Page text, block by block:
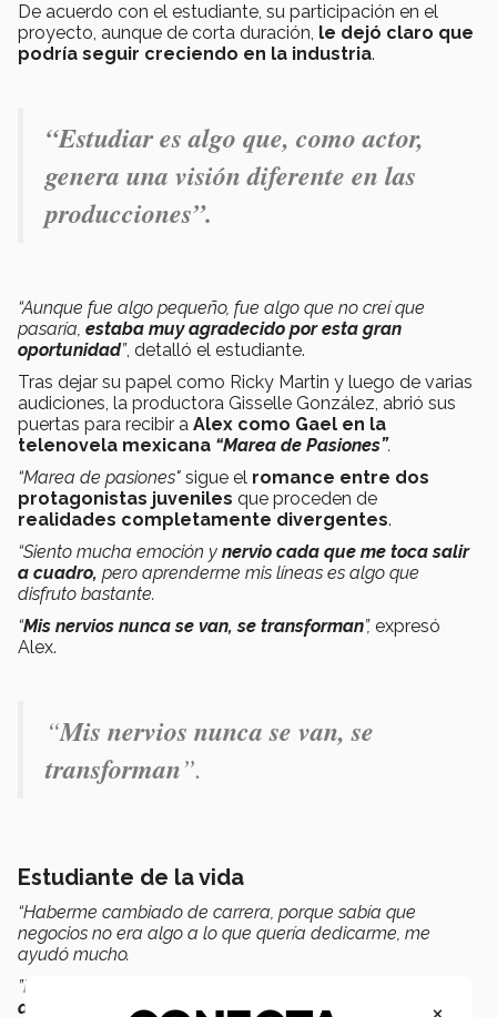
De acuerdo con el estudiante, su participación en el
proyecto, aunque de corta duración, le dejó claro que
podría seguir creciendo en la industria.
“Estudiar es algo que, como actor,
genera una visión diferente en las
producciones”.
“Aunque fue algo pequeño, fue algo que no creí que
pasaría, estaba muy agradecido por esta gran
oportunidad”, detalló el estudiante.
Tras dejar su papel como Ricky Martin y luego de varias
audiciones, la productora Gisselle González, abrió sus
puertas para recibir a Alex como Gael en la
telenovela mexicana “Marea de Pasiones”.
“Marea de pasiones" sigue el romance entre dos
protagonistas juveniles que proceden de
realidades completamente divergentes.
“Siento mucha emoción y nervio cada que me toca salir
a cuadro, pero aprenderme mis líneas es algo que
disfruto bastante.
“Mis nervios nunca se van, se transforman”, expresó
Alex.
“Mis nervios nunca se van, se
transforman”.
Estudiante de la vida
“Haberme cambiado de carrera, porque sabía que
negocios no era algo a lo que quería dedicarme, me
ayudó mucho.
”Estudiar es algo que, como actor, genera una
diferente en las producciones”,comentó Alex.